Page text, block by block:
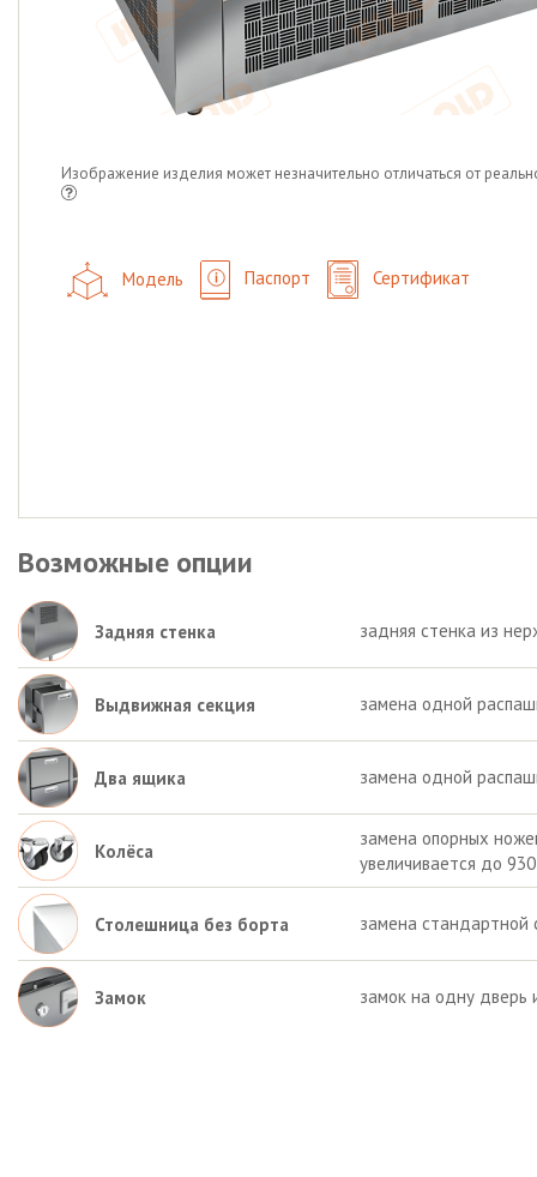
Изображение изделия может незначительно отличаться от
Модель Паспорт Сертификат
Возможные опции
Задняя стенка задняя стенка из
Выдвижная секция замена одной
Два ящика замена одной
Колёса
замена опорных
увеличивается до
Столешница без борта замена стандартной
Замок замок на одну дверь